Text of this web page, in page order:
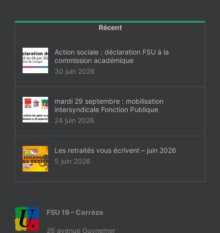
Récent
Action sociale : déclaration FSU à la
commission académique
30 juin 2026
mardi 29 septembre : mobilisation
intersyndicale Fonction Publique
24 juin 2026
Les retraités vous écrivent – juin 2026
5 juin 2026
FSU 19 – Corrèze
26 avenue Guynemer